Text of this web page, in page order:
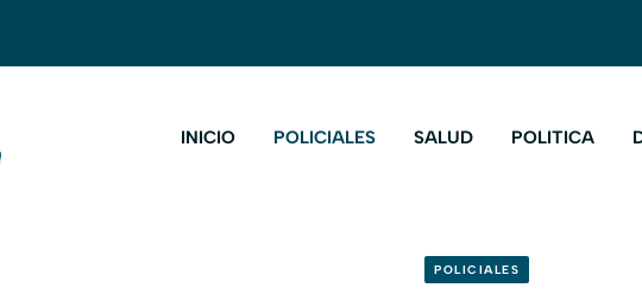
INICIO POLICIALES SALUD POLITICA
POLICIALES